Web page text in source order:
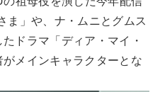
ま」や、ナ・ムニとグムス
ドラマ「ディア・マイ・
メインキャラクターとな